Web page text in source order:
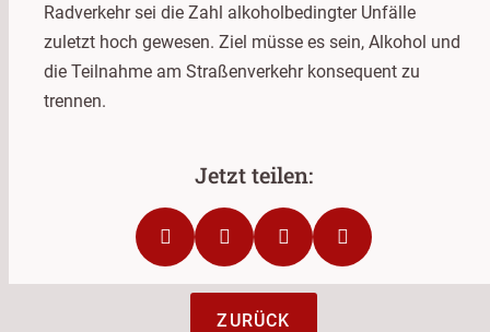
Radverkehr sei die Zahl alkoholbedingter Unfälle
zuletzt hoch gewesen. Ziel müsse es sein, Alkohol und
die Teilnahme am Straßenverkehr konsequent zu
trennen.
ZURÜCK